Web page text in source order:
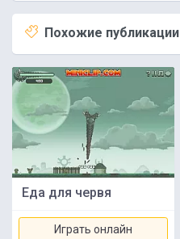
Похожие публикации
Еда для червя
Играть онлайн